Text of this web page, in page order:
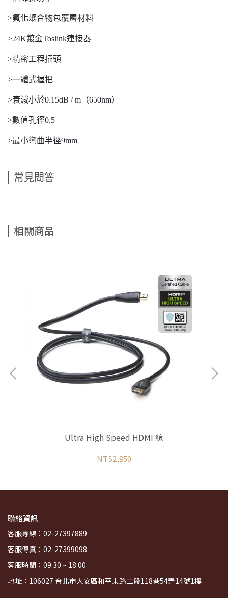
>氟化聚合物包覆層材料
>24K鍍金Toslink連接器
>精密工程插頭
>一體式握把
>衰減小於0.15dB / m（650nm）
>數值孔徑0.5
>最小彎曲半徑9mm
常見問答
相關商品
Ultra High Speed HDMI 線
NT$2,950
聯絡資訊
客服專線：02-27397889
客服傳真：02-27399098
客服時間：09:30 ~ 18:00
地址：106027 台北市大安區和平東路二段118巷54弄14號1樓